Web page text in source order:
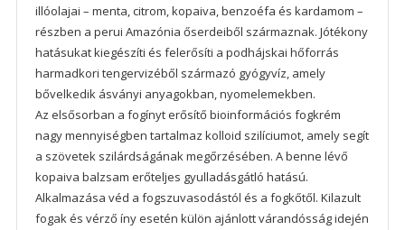
illóolajai – menta, citrom, kopaiva, benzoéfa és kardamom –
részben a perui Amazónia őserdeiből származnak. Jótékony
hatásukat kiegészíti és felerősíti a podhájskai hőforrás
harmadkori tengervizéből származó gyógyvíz, amely
bővelkedik ásványi anyagokban, nyomelemekben.
Az elsősorban a fogínyt erősítő bioinformációs fogkrém
nagy mennyiségben tartalmaz kolloid szilíciumot, amely segít
a szövetek szilárdságának megőrzésében. A benne lévő
kopaiva balzsam erőteljes gyulladásgátló hatású.
Alkalmazása véd a fogszuvasodástól és a fogkőtől. Kilazult
fogak és vérző íny esetén külön ajánlott várandósság idején